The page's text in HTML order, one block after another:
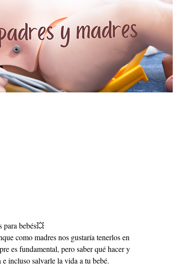
para bebés💥
como madres nos gustaría tenerlos en
es fundamental, pero saber qué hacer y
incluso salvarle la vida a tu bebé.